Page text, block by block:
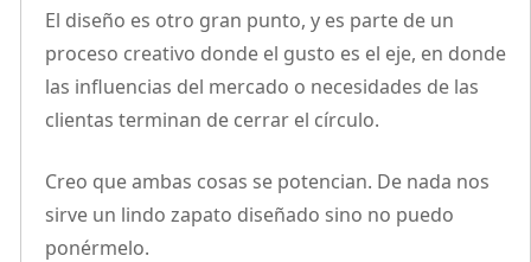
El diseño es otro gran punto, y es parte de un
proceso creativo donde el gusto es el eje, en donde
las influencias del mercado o necesidades de las
clientas terminan de cerrar el círculo.
Creo que ambas cosas se potencian. De nada nos
sirve un lindo zapato diseñado sino no puedo
ponérmelo.